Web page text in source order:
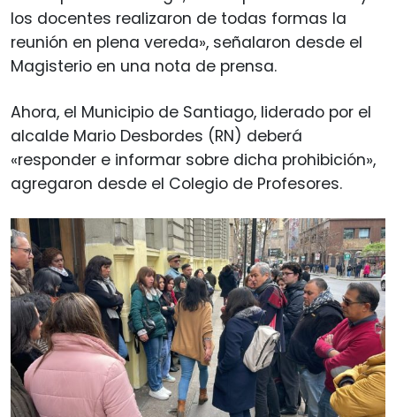
los docentes realizaron de todas formas la
reunión en plena vereda», señalaron desde el
Magisterio en una nota de prensa.
Ahora, el Municipio de Santiago, liderado por el
alcalde Mario Desbordes (RN) deberá
«responder e informar sobre dicha prohibición»,
agregaron desde el Colegio de Profesores.